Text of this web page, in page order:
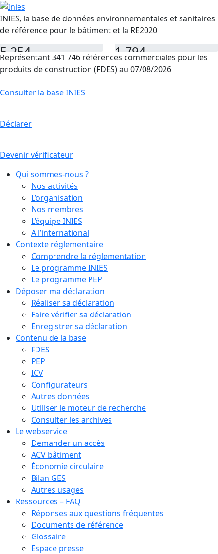
INIES, la base de données environnementales et sanitaires
de référence pour le bâtiment et la RE2020
5 254
FDES
1 794
PEP
Représentant 341 746 références commerciales pour les
produits de construction (FDES) au 07/08/2026
Consulter la base INIES
Déclarer
Devenir vérificateur
Qui sommes-nous ?
Nos activités
L’organisation
Nos membres
L’équipe INIES
A l’international
Contexte réglementaire
Comprendre la réglementation
Le programme INIES
Le programme PEP
Déposer ma déclaration
Réaliser sa déclaration
Faire vérifier sa déclaration
Enregistrer sa déclaration
Contenu de la base
FDES
PEP
ICV
Configurateurs
Autres données
Utiliser le moteur de recherche
Consulter les archives
Le webservice
Demander un accès
ACV bâtiment
Économie circulaire
Bilan GES
Autres usages
Ressources – FAQ
Réponses aux questions fréquentes
Documents de référence
Glossaire
Espace presse